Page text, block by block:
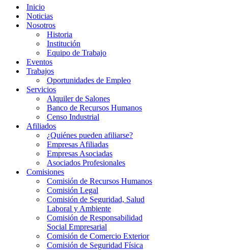
Inicio
Noticias
Nosotros
Historia
Institución
Equipo de Trabajo
Eventos
Trabajos
Oportunidades de Empleo
Servicios
Alquiler de Salones
Banco de Recursos Humanos
Censo Industrial
Afiliados
¿Quiénes pueden afiliarse?
Empresas Afiliadas
Empresas Asociadas
Asociados Profesionales
Comisiones
Comisión de Recursos Humanos
Comisión Legal
Comisión de Seguridad, Salud
Laboral y Ambiente
Comisión de Responsabilidad
Social Empresarial
Comisión de Comercio Exterior
Comisión de Seguridad Física